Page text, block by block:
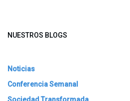
NUESTROS BLOGS
Noticias
Conferencia Semanal